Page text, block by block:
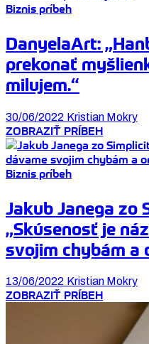
Biznis príbeh
DanyelaArt:
prekonať
milujem.“
30/06/2022 Kristian Mokry
ZOBRAZIŤ PRÍBEH
Biznis príbeh
Jakub Janega zo
„Skúsenosť je
svojim chybám a
13/06/2022 Kristian Mokry
ZOBRAZIŤ PRÍBEH